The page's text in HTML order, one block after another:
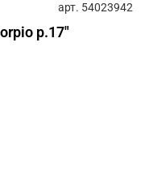
арт. 54023942
р.17"